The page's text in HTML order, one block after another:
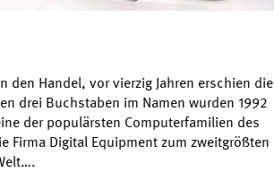
den Handel, vor vierzig Jahren erschien die
drei Buchstaben im Namen wurden 1992
der populärsten Computerfamilien des
Firma Digital Equipment zum zweitgrößten